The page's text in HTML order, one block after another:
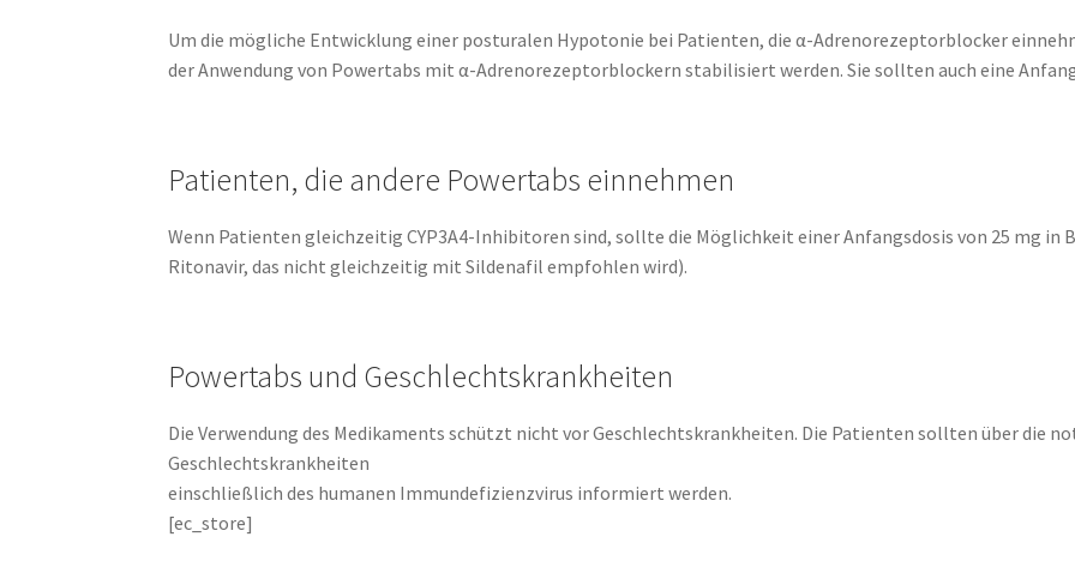
Um die mögliche Entwicklung einer posturalen Hypotonie bei Patienten, die α-Adrenorezeptorblocker
der Anwendung von Powertabs mit α-Adrenorezeptorblockern stabilisiert werden. Sie sollten auch eine
Patienten, die andere Powertabs einnehmen
Wenn Patienten gleichzeitig CYP3A4-Inhibitoren sind, sollte die Möglichkeit einer Anfangsdosis von 25 mg in
Ritonavir, das nicht gleichzeitig mit Sildenafil empfohlen wird).
Powertabs und Geschlechtskrankheiten
Die Verwendung des Medikaments schützt nicht vor Geschlechtskrankheiten. Die Patienten sollten über die
Geschlechtskrankheiten
einschließlich des humanen Immundefizienzvirus informiert werden.
[ec_store]